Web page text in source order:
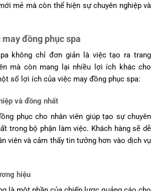
mẻ mà còn thể hiện sự chuyên nghiệp và
đồng phục spa
không chỉ đơn giản là việc tạo ra trang
mà còn mang lại nhiều lợi ích khác cho
số lợi ích của việc may đồng phục spa:
và đồng nhất
phục cho nhân viên giúp tạo sự chuyên
trong bộ phận làm việc. Khách hàng sẽ dễ
viên và cảm thấy tin tưởng hơn vào dịch vụ
hiệu